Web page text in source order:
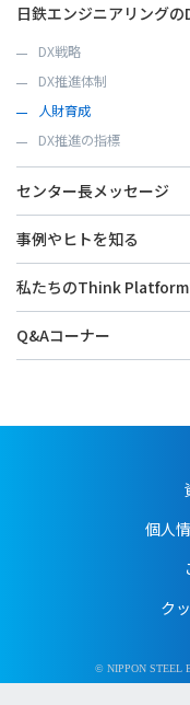
日鉄エンジニアリングの
DX戦略
DX推進体制
人財育成
DX推進の指標
センター長メッセージ
事例やヒトを知る
お客様の未来をDX！
エンジニアリングをDX！
社内をDX！
私たちのThink
Q&Aコーナー
個人
ク
© NIPPON STEEL